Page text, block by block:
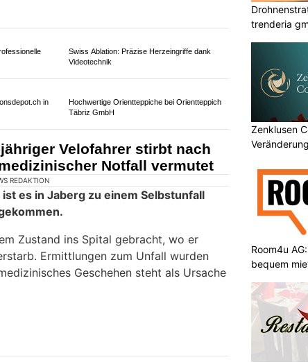
REDAKTION
verletzt und mit einer Ambulanz ins
trenderia
Zenklusen
Room4u
bequem